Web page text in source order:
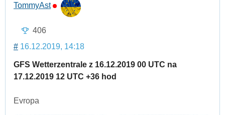
TommyAst
406
# 16.12.2019, 14:18
GFS Wetterzentrale z 16.12.2019 00 UTC na
17.12.2019 12 UTC +36 hod
Evropa